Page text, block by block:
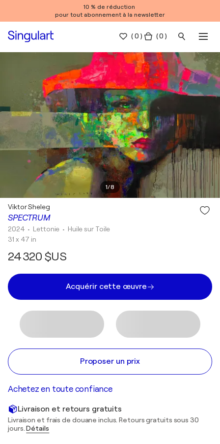
10 % de réduction
pour tout abonnement à la newsletter
(0 ) ( 0 )
1/8
SPECTRUM
Viktor Sheleg
2024 • Lettonie • Huile sur Toile
31 x 47 in
24 320 $US
Acquérir cette œuvre
Proposer un prix
Achetez en toute confiance
Livraison et retours gratuits
Livraison et frais de douane inclus. Retours gratuits sous 30
jours.Détails